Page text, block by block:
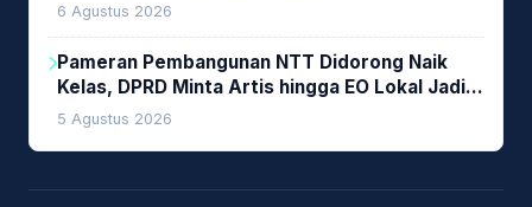
6 Agustus 2026
Pameran Pembangunan NTT Didorong Naik
Kelas, DPRD Minta Artis hingga EO Lokal Jadi
Prioritas
5 Agustus 2026